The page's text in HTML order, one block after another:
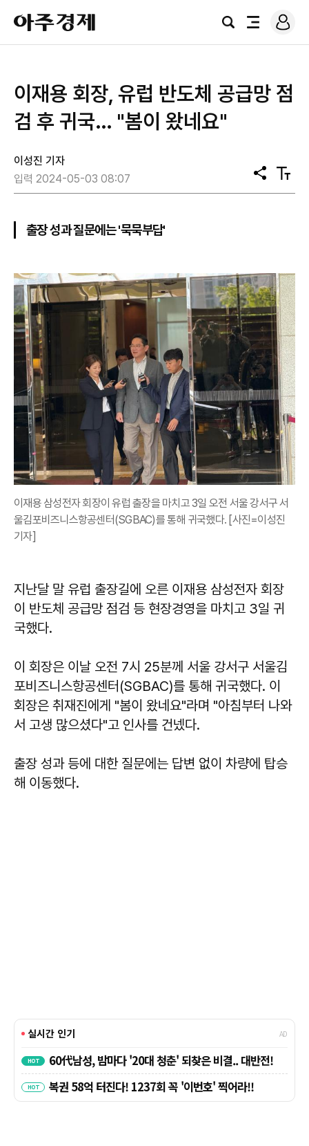
아
주
경
검
전
로
그
이재용 회장, 유럽 반도체 공급망 점
검 후 귀국… "봄이 왔네요"
이성진 기자
입력 2024-05-03 08:07
공
유
텍
스
출장 성과 질문에는 '묵묵부답'
이재용 삼성전자 회장이 유럽 출장을 마치고 3일 오전 서울 강서구 서
울김포비즈니스항공센터(SGBAC)를 통해 귀국했다. [사진=이성진
기자]
지난달 말 유럽 출장길에 오른 이재용 삼성전자 회장
이 반도체 공급망 점검 등 현장경영을 마치고 3일 귀
국했다.
이 회장은 이날 오전 7시 25분께 서울 강서구 서울김
포비즈니스항공센터(SGBAC)를 통해 귀국했다. 이
회장은 취재진에게 "봄이 왔네요"라며 "아침부터 나와
서 고생 많으셨다"고 인사를 건넸다.
출장 성과 등에 대한 질문에는 답변 없이 차량에 탑승
해 이동했다.